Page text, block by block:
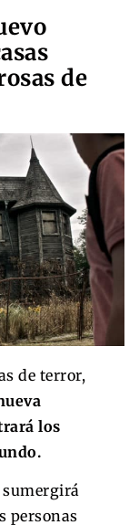
de
de terror,
los
personas